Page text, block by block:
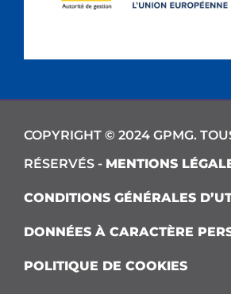
COPYRIGHT © 2024 GPMG.
RÉSERVÉS - MENTIONS
CONDITIONS GÉNÉRALES
DONNÉES À CARACTÈRE
POLITIQUE DE COOKIES